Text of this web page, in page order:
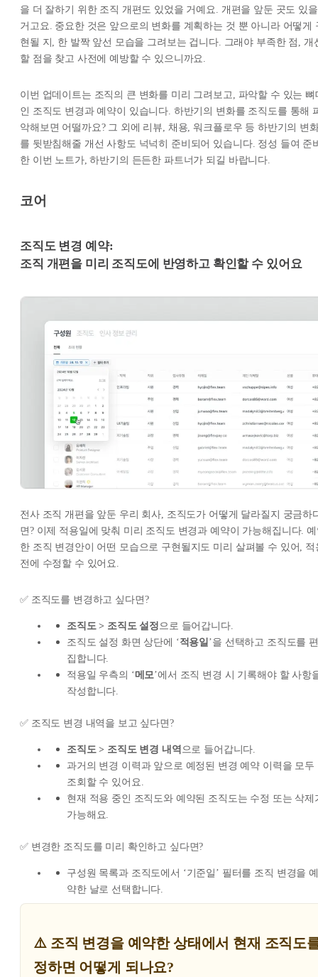
을 더 잘하기 위한 조직 개편도 있었을 거예요. 개편을 앞둔 곳도 있을
거고요. 중요한 것은 앞으로의 변화를 계획하는 것 뿐 아니라 어떻게
현될 지, 한 발짝 앞선 모습을 그려보는 겁니다. 그래야 부족한 점, 개
할 점을 찾고 사전에 예방할 수 있으니까요.
이번 업데이트는 조직의 큰 변화를 미리 그려보고, 파악할 수 있는 뼈
인 조직도 변경과 예약이 있습니다. 하반기의 변화를 조직도를 통해
악해보면 어떨까요? 그 외에 리뷰, 채용, 워크플로우 등 하반기의 변
를 뒷받침해줄 개선 사항도 넉넉히 준비되어 있습니다. 정성 들여 준
한 이번 노트가, 하반기의 든든한 파트너가 되길 바랍니다.
코어
조직도 변경 예약:
조직 개편을 미리 조직도에 반영하고 확인할 수 있어요
전사 조직 개편을 앞둔 우리 회사, 조직도가 어떻게 달라질지 궁금하
면? 이제 적용일에 맞춰 미리 조직도 변경과 예약이 가능해집니다.
한 조직 변경안이 어떤 모습으로 구현될지도 미리 살펴볼 수 있어, 적
전에 수정할 수 있어요.
✅ 조직도를 변경하고 싶다면?
조직도 > 조직도 설정으로 들어갑니다.
조직도 설정 화면 상단에 ‘적용일 ’을 선택하고 조직도를 편
집합니다.
적용일 우측의 ‘메모’에서 조직 변경 시 기록해야 할 사항
작성합니다.
✅ 조직도 변경 내역을 보고 싶다면?
조직도 > 조직도 변경 내역 으로 들어갑니다.
과거의 변경 이력과 앞으로 예정된 변경 예약 이력을 모두
조회할 수 있어요.
현재 적용 중인 조직도와 예약된 조직도는 수정 또는 삭제
가능해요.
✅ 변경한 조직도를 미리 확인하고 싶다면?
구성원 목록과 조직도에서 ‘기준일’ 필터를 조직 변경을 예
약한 날로 선택합니다.
⚠️ 조직 변경을 예약한 상태에서 현재 조직도
정하면 어떻게 되나요?